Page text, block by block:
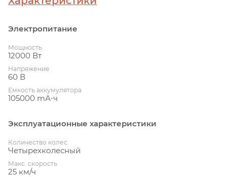
Электропитание
Мощность
12000 Вт
Напряжение
60 В
Емкость аккумулятора
105000 mА⋅ч
Эксплуатационные характеристики
Количество колес
Четырехколесный
Макс. скорость
25 км/ч